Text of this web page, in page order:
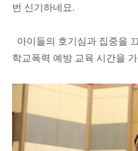
번 신기하네요.
아이들의 호기심과 집중을
학교폭력 예방 교육 시간을